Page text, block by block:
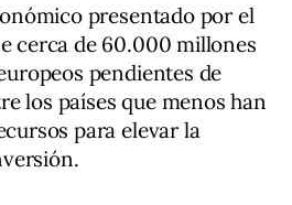
presentado por el
cerca de 60.000 millones
pendientes de
los países que menos han
para elevar la